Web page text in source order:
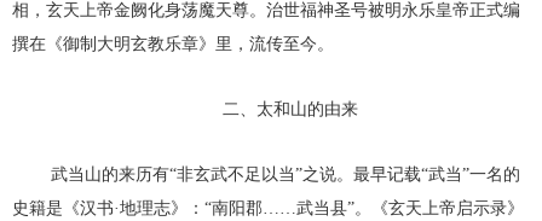
相，玄天上帝金阙化身荡魔天尊。治世福神圣号被明永乐皇帝正式编
撰在《御制大明玄教乐章》里，流传至今。
二、太和山的由来
武当山的来历有“非玄武不足以当”之说。最早记载“武当”一名的
史籍是《汉书·地理志》：“南阳郡……武当县”。《玄天上帝启示录》